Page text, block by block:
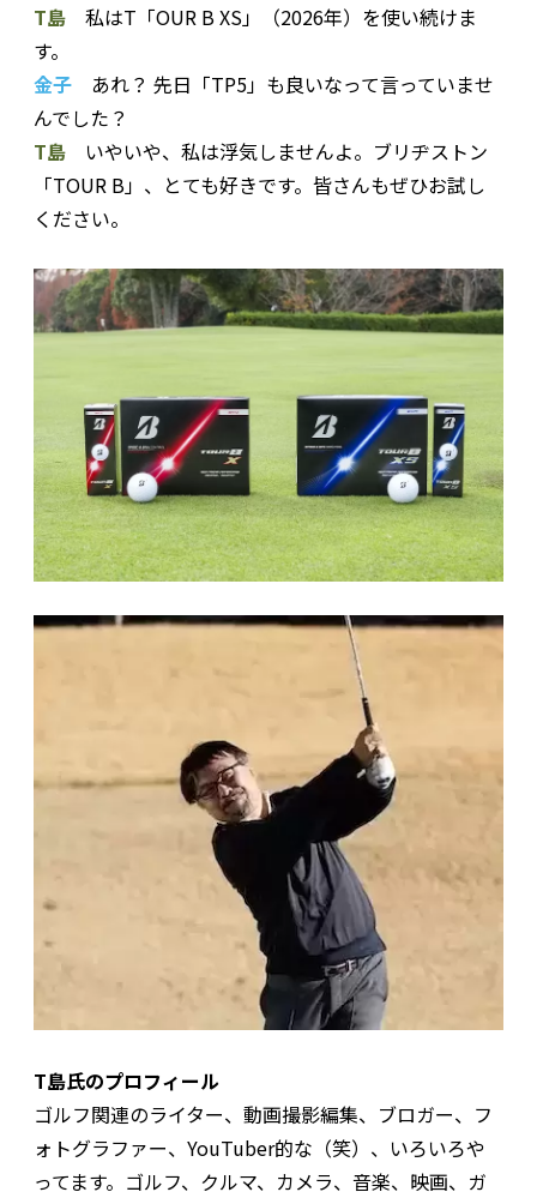
T島 私はT「OUR B XS」（2026年）を使い続けま
す。
金子 あれ？ 先日「TP5」も良いなって言っていませ
んでした？
T島 いやいや、私は浮気しませんよ。ブリヂストン
「TOUR B」、とても好きです。皆さんもぜひお試し
ください。
T島氏のプロフィール
ゴルフ関連のライター、動画撮影編集、ブロガー、フ
ォトグラファー、YouTuber的な（笑）、いろいろや
ってます。ゴルフ、クルマ、カメラ、音楽、映画、ガ